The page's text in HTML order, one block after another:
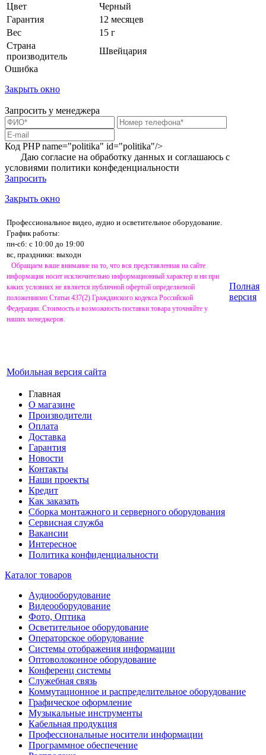
Цвет
Черный
Гарантия
12 месяцев
Вес
15 г
Страна
производитель
Швейцария
Ошибка
Закрыть окно
Запросить у менеджера
Код PHPname="politika" id="politika"/>
Даю согласие на обработку данных и соглашаюсь с
условиями политики конфеденциальности
Запросить
Закрыть окно
Профессиональное видео, аудио и осветительное оборудование.
График работы:
пн-сб: с 10:00 до 19:00
вс, праздники: выходн
Обращаем ваше внимание на то, что вся представленная на сайте
информация носит исключительно информационный характер и ни при
каких условиях не является публичной офертой определяемой
положениями Статьи 437(2) Гражданского кодекса Российской
Федерации. Стоимость и возможность поставки товара уточняйте у
наших менеджеров.
Мобильная версия сайта
Полная
версия
Главная
О магазине
Производители
Оплата
Доставка
Гарантия
Новости
Контакты
Наши проекты
Кредит
Как заказать
Сборка монтажного и серверного оборудования
Сервисная служба
Вакансии
Интересное
Политика конфиденциальности
Каталог товаров
Аудиооборудование
Видеооборудование
Фото, Оптика
Осветительное оборудование
Операторское оборудование
Системы отображения информации
Оптоволоконное оборудование
Конференц системы
Служебная связь
Коммутационное и распределительное оборудование
Графическое оформление
Музыкальные инструменты
Кабельная продукция
Профессиональные носители информации
Программное обеспечение